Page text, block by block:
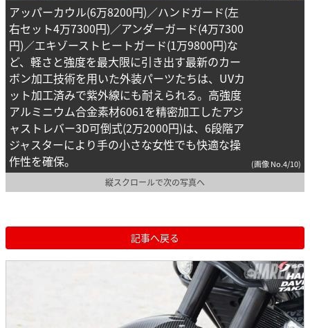
アッパーカウル(6万8200円)／ハンドガード(左
右セット4万7300円)／アンダーガード(4万7300
円)／エキゾーストヒートガード(1万9800円)な
ど、軽さと強度を最大限に引き出す最新のカー
ボン加工技術を用いた外装パーツたちは、UVカ
ット加工済みで紫外線にも耐えられる。高強度
アルミニウム合金素材6061を精密加工したアジ
ャストレバー3D可倒式(2万2000円)は、6段階ア
ジャスターにより手の小さな女性でも快適な操
作性を確保。
(画像 No.4/10)
縦スクロールで次の写真へ
記事へ戻る